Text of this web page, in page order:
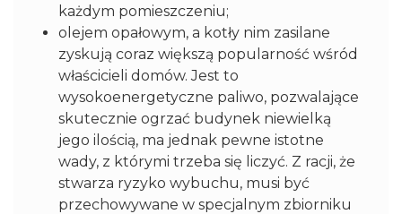
każdym pomieszczeniu;
olejem opałowym, a kotły nim zasilane
zyskują coraz większą popularność wśród
właścicieli domów. Jest to
wysokoenergetyczne paliwo, pozwalające
skutecznie ogrzać budynek niewielką
jego ilością, ma jednak pewne istotne
wady, z którymi trzeba się liczyć. Z racji, że
stwarza ryzyko wybuchu, musi być
przechowywane w specjalnym zbiorniku